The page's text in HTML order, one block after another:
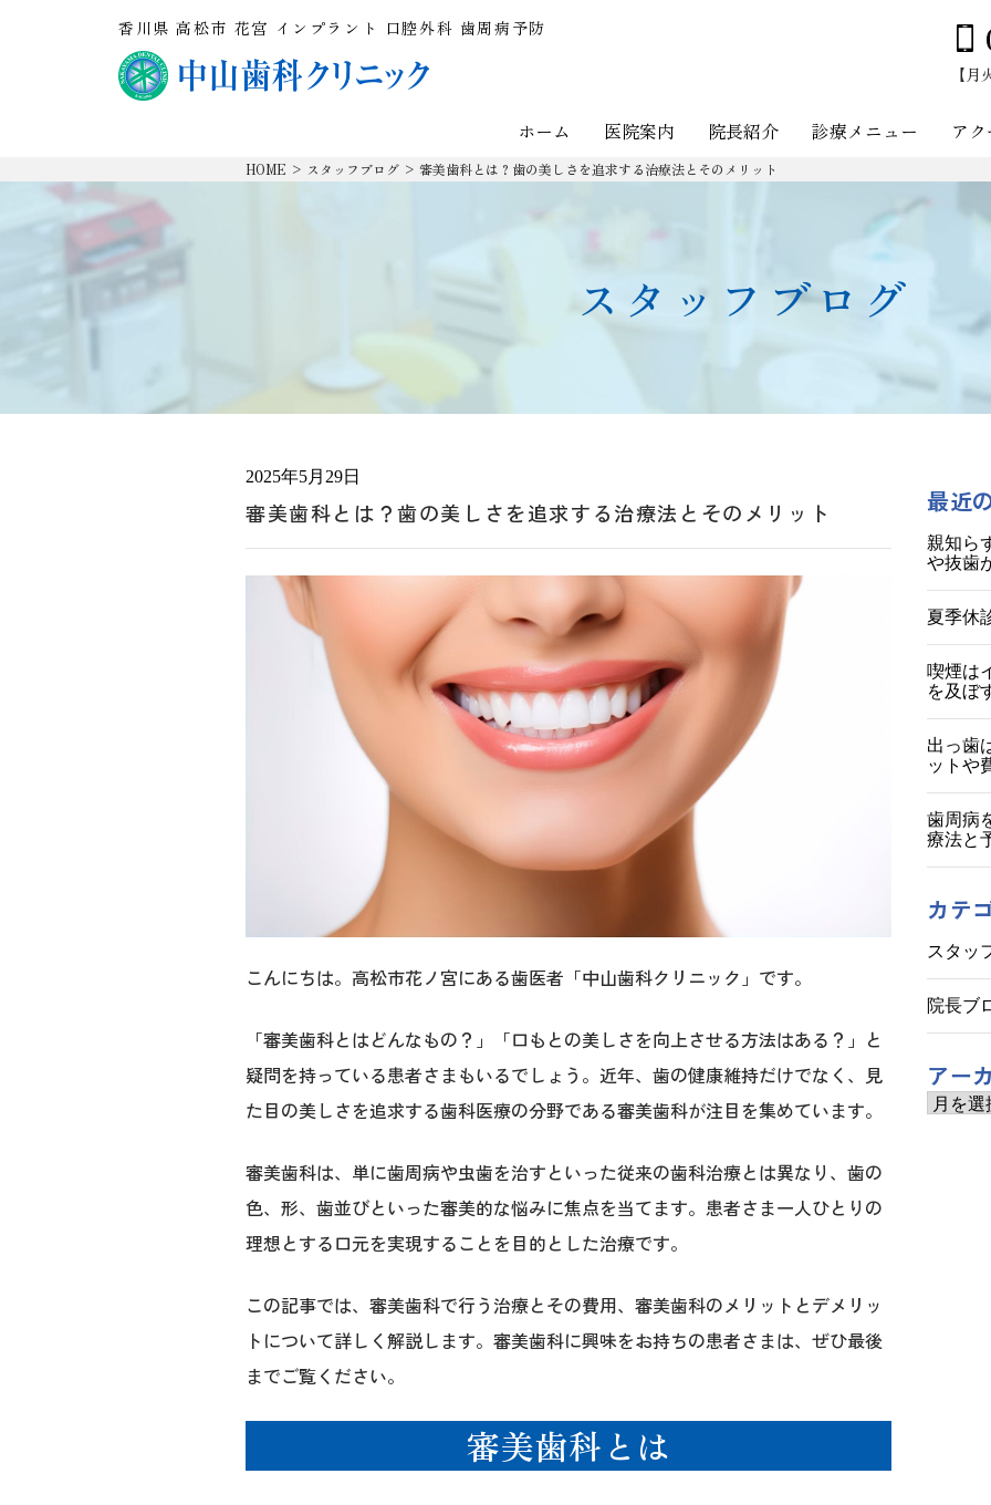
香川県 高松市 花宮 インプラント 口腔外科 歯周病予防
【
ホーム 医院案内 院長紹介 診療メニュー ア
HOME > スタッフブログ > 審美歯科とは？歯の美しさを追求する治療法とそのメリット
スタッフブログ
2025年5月29日
審美歯科とは？歯の美しさを追求する治療法とそのメリット
こんにちは。高松市花ノ宮にある歯医者「中山歯科クリニック」です。
「審美歯科とはどんなもの？」「口もとの美しさを向上させる方法はある？」と
疑問を持っている患者さまもいるでしょう。近年、歯の健康維持だけでなく、見
た目の美しさを追求する歯科医療の分野である審美歯科が注目を集めています。
審美歯科は、単に歯周病や虫歯を治すといった従来の歯科治療とは異なり、歯の
色、形、歯並びといった審美的な悩みに焦点を当てます。患者さま一人ひとりの
理想とする口元を実現することを目的とした治療です。
この記事では、審美歯科で行う治療とその費用、審美歯科のメリットとデメリッ
トについて詳しく解説します。審美歯科に興味をお持ちの患者さまは、ぜひ最後
までご覧ください。
審美歯科とは
最近
親知ら
や抜歯
夏季休
喫煙は
を及ぼ
出っ歯
ットや
歯周病
療法と
カテ
スタッ
院長ブ
アー
ア
ー